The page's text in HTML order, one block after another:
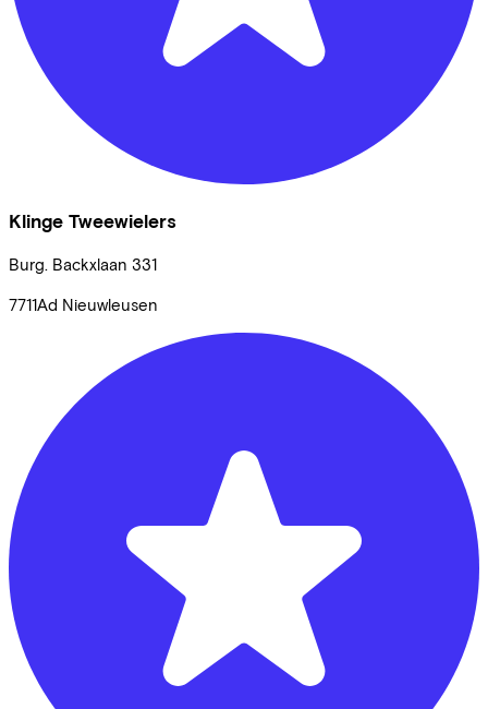
Klinge Tweewielers
Burg. Backxlaan 331
7711Ad Nieuwleusen